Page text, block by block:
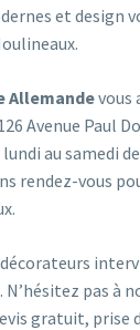
et design
Allemandevous
Avenue Paul
au samedi
rendez-vous
N’hésitez pas à
gratuit, prise